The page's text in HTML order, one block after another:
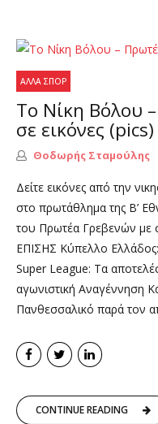
ΆΛΛΑ ΣΠΟΡ
Το Νίκη Βόλου
σε εικόνες (pics)
Θοδωρής Σταμούλης
Δείτε εικόνες από την
στο πρωτάθλημα της Β’
του Πρωτέα Γρεβενών με
ΕΠΙΣΗΣ Κύπελλο
Super League: Τα
αγωνιστική Αναγέννηση
Πανθεσσαλικό παρά τον
CONTINUE READING